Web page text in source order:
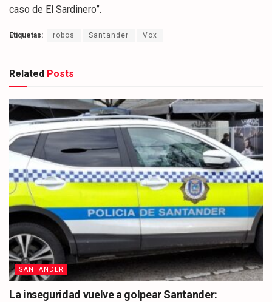
caso de El Sardinero”.
Etiquetas: robos Santander Vox
Related Posts
SANTANDER
La inseguridad vuelve a golpear Santander: